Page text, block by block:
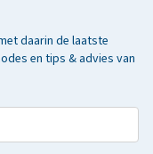
daarin de laatste
en tips & advies van